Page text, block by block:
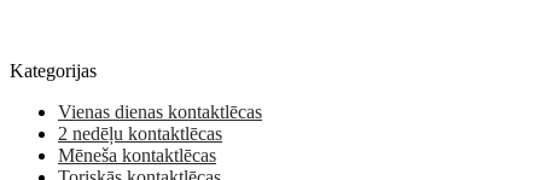
Kategorijas
Vienas dienas kontaktlēcas
2 nedēļu kontaktlēcas
Mēneša kontaktlēcas